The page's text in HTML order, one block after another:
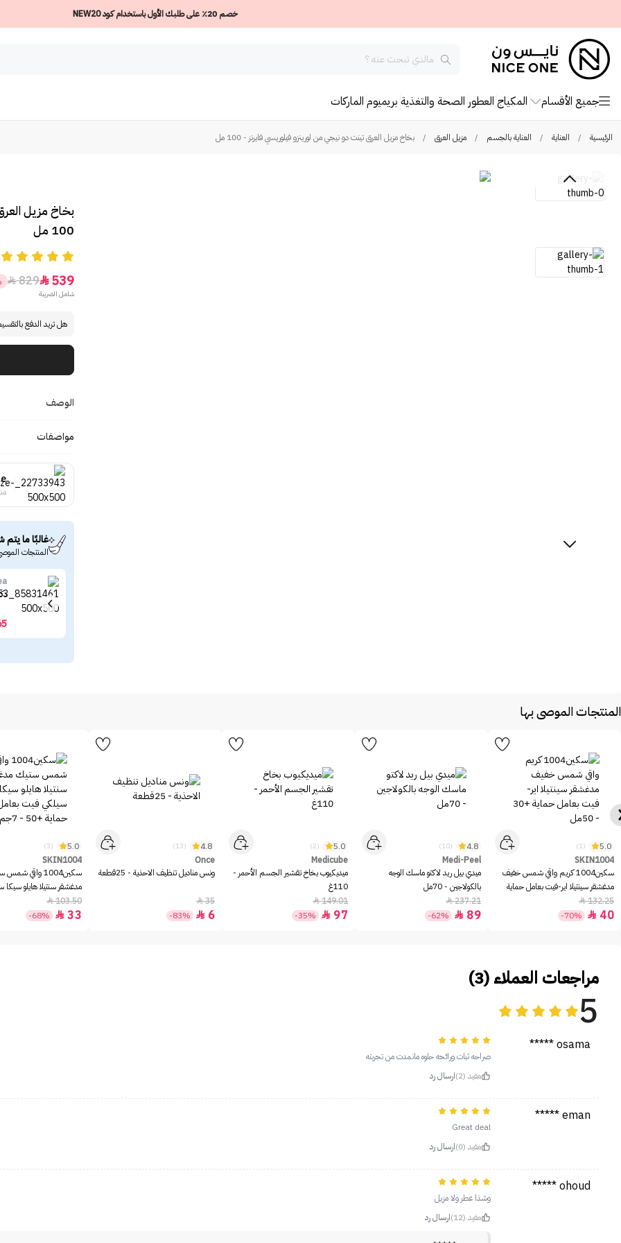
خصم 20٪ على طلبك الأول باستخدام كود NEW20
جميع الأقسام المكياج العطور الصحة والتغذية بريميوم الماركات
الرئيسية / العناية / العناية بالجسم / مزيل العرق / بخاخ مزيل العرق تينت دو نيجي من لورينزو فيلوريسي فايرنز - 100 مل
بخاخ مزيل
100 مل
539

829

شامل الضريبة
هل تريد الدفع
الوصف
مواصفات
غالبًا ما يتم
المنتجات
دكتور
المنتجات الموصى بها
5.0
(1)
SKIN1004
سكين1004 كريم واقي شمس خفيف
مدغشقر سينتيلا اير-فيت بعامل حماية
+30 - 50مل
132.25

40

-70%
4.8
(10)
Medi-Peel
ميدي بيل ريد لاكتو ماسك الوجه
بالكولاجين - 70مل
237.21

89

-62%
5.0
(2)
Medicube
ميديكيوب بخاخ تقشير الجسم الأحمر -
110غ
149.01

97

-35%
4.8
(13)
Once
ونس مناديل تنظيف الاحذية - 25قطعة
35

6

-83%
5.0
(3)
SKIN1004
سكين1004 واقي
مدغشقر سنتيلا هايلو
بعامل حماية +50 - 7جم
103.50

33

-68%
مراجعات العملاء (3)
5
osama *****
صراحه ثبات ورائحه حلوه مانمدت من تجربته
مفيد (2)
ارسال رد
eman *****
Great deal
مفيد (0)
ارسال رد
ohoud *****
وشذا عطر ولا مزيل
مفيد (12)
ارسال رد